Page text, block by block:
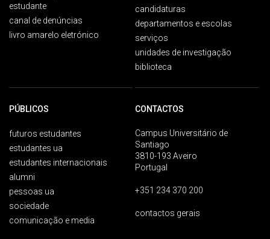
estudante
canal de denúncias
livro amarelo eletrónico
candidaturas
departamentos e escolas
serviços
unidades de investigação
biblioteca
PÚBLICOS
futuros estudantes
estudantes ua
estudantes internacionais
alumni
pessoas ua
sociedade
comunicação e media
CONTACTOS
Campus Universitário de
Santiago
3810-193 Aveiro
Portugal
+351 234 370 200
contactos gerais